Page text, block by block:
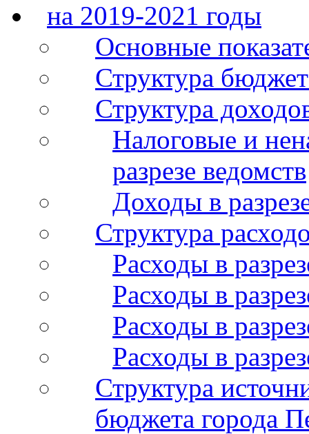
на 2019-2021 годы
Основные
Структура
Структура
Налоговые и
разрезе ведомств
Доходы в
Структура
Расходы в
Расходы в
Расходы в
Расходы в
Структура
бюджета города